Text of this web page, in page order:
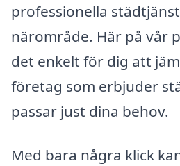
professionella
närområde. Här på vår
det enkelt för dig att
företag som erbjuder
passar just dina behov.
Med bara några klick